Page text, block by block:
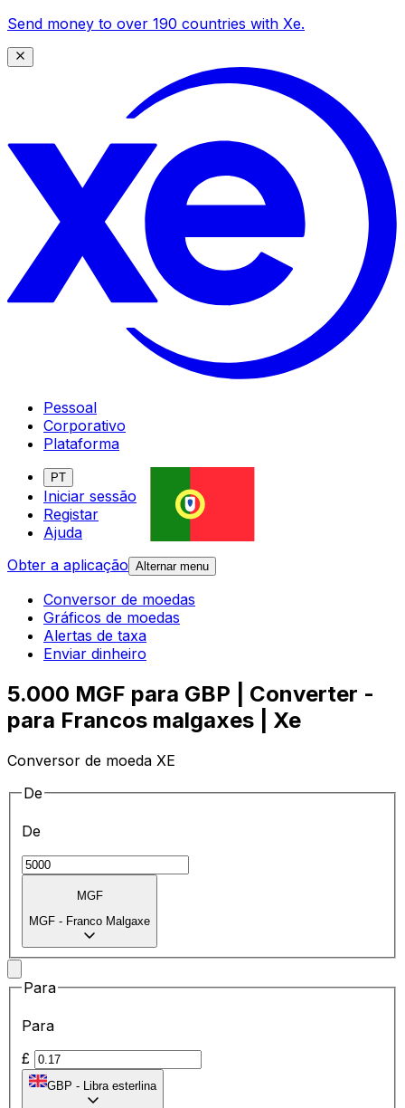
Send money to over 190 countries with Xe.
Pessoal
Corporativo
Plataforma
PT
Iniciar sessão
Registar
Ajuda
Obter a aplicação Alternar menu
Conversor de moedas
Gráficos de moedas
Alertas de taxa
Enviar dinheiro
5.000 MGF para GBP | Converter -
para Francos malgaxes | Xe
Conversor de moeda XE
De
De
MGF
MGF - Franco Malgaxe
Para
Para
£
GBP - Libra esterlina